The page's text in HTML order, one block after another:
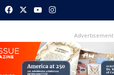
FacebookYouTubeInstagram
Advertisement